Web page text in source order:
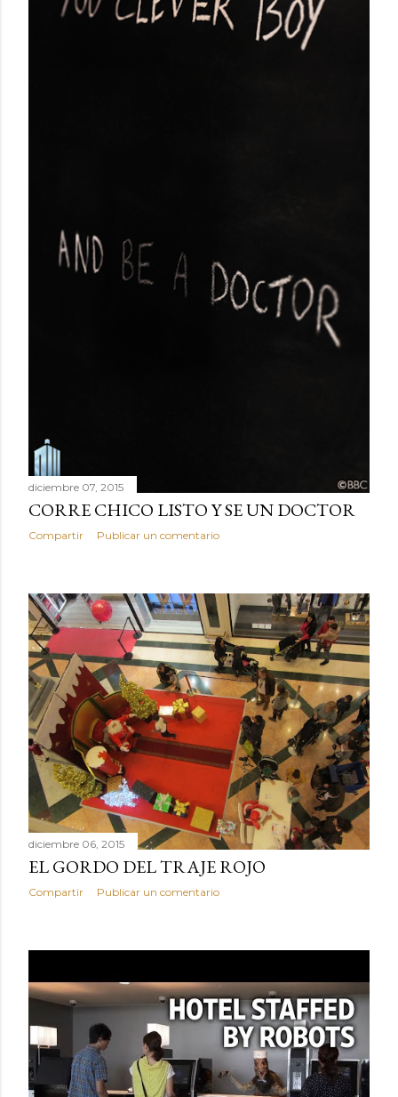
diciembre 07, 2015
CORRE CHICO LISTO Y SE UN DOCTOR
Compartir Publicar un comentario
diciembre 06, 2015
EL GORDO DEL TRAJE ROJO
Compartir Publicar un comentario